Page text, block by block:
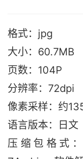
格式：jpg
大小：60.7MB
页数：104P
分辨率：72dpi
像素采样：约
语言版本：日文
压缩包格式